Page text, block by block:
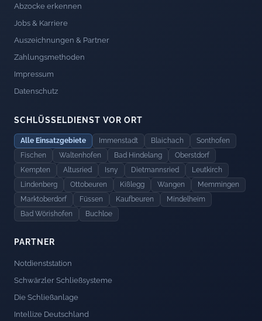
Abzocke erkennen
Jobs & Karriere
Auszeichnungen & Partner
Zahlungsmethoden
Impressum
Datenschutz
SCHLÜSSELDIENST VOR ORT
Alle Einsatzgebiete Immenstadt Blaichach
Sonthofen
Fischen
Waltenhofen Bad Hindelang
Oberstdorf
Kempten
Altusried Isny Dietmannsried
Leutkirch
Lindenberg
Ottobeuren Kißlegg Wangen
Memmingen
Marktoberdorf
Füssen Kaufbeuren
Mindelheim
Bad Wörishofen
Buchloe
PARTNER
Notdienststation
Schwärzler Schließsysteme
Die Schließanlage
Intellize Deutschland